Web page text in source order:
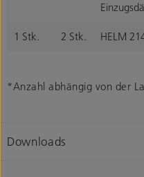
1 Stk. 2 Stk. HELM
*Anzahl abhängig von der
Downloads